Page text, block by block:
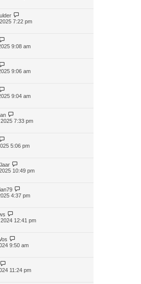
7:22 pm
9:08 am
9:06 am
9:04 am
7:33 pm
5:06 pm
10:49 pm
4:37 pm
12:41 pm
9:50 am
11:24 pm